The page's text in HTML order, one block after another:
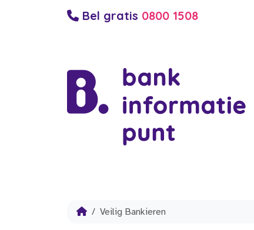
Bel gratis 0800 1508
Veilig Bankieren